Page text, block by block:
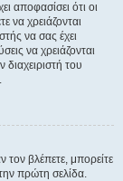
αποφασίσει ότι οι
να χρειάζονται
να σας έχει
να χρειάζονται
του
τον βλέπετε, μπορείτε
πρώτη σελίδα.